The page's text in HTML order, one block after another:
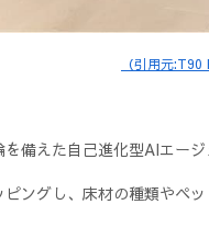
（引用元:T90
備えた自己進化型AIエージ
ングし、床材の種類やペ